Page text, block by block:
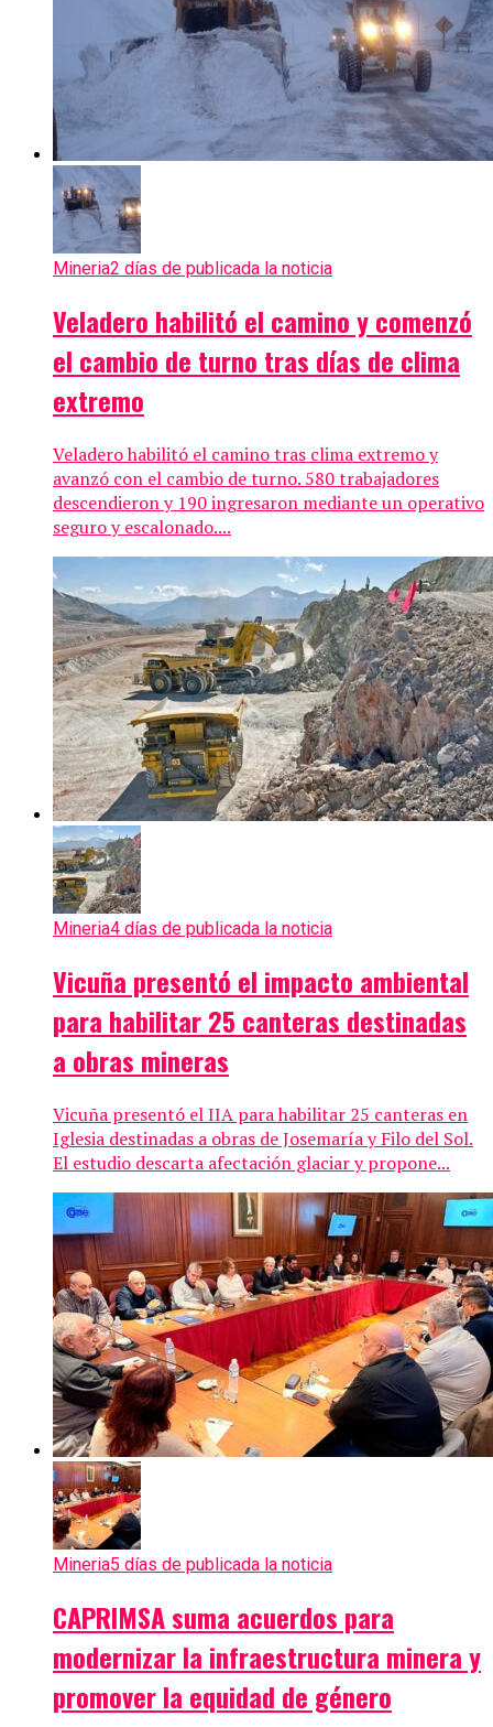
Mineria2 días de publicada la noticia
Veladero habilitó el camino y comenzó
el cambio de turno tras días de clima
extremo
Veladero habilitó el camino tras clima extremo y
avanzó con el cambio de turno. 580 trabajadores
descendieron y 190 ingresaron mediante un operativo
seguro y escalonado....
Mineria4 días de publicada la noticia
Vicuña presentó el impacto ambiental
para habilitar 25 canteras destinadas
a obras mineras
Vicuña presentó el IIA para habilitar 25 canteras en
Iglesia destinadas a obras de Josemaría y Filo del Sol.
El estudio descarta afectación glaciar y propone...
Mineria5 días de publicada la noticia
CAPRIMSA suma acuerdos para
modernizar la infraestructura minera y
promover la equidad de género